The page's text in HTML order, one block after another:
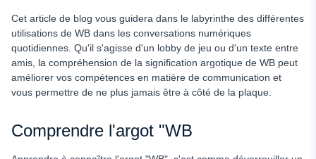
Cet article de blog vous guidera dans le labyrinthe des différentes
utilisations de WB dans les conversations numériques
quotidiennes. Qu'il s'agisse d'un lobby de jeu ou d'un texte entre
amis, la compréhension de la signification argotique de WB peut
améliorer vos compétences en matière de communication et
vous permettre de ne plus jamais être à côté de la plaque.
Comprendre l'argot "WB